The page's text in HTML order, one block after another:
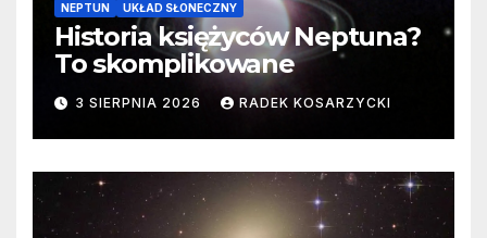
NEPTUN UKŁAD SŁONECZNY
Historia księżyców Neptuna?
To skomplikowane
3 SIERPNIA 2026 RADEK KOSARZYCKI